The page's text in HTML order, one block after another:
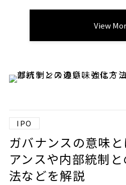
View
IPO
ガバナンスの意味
アンスや内部統制
法などを解説